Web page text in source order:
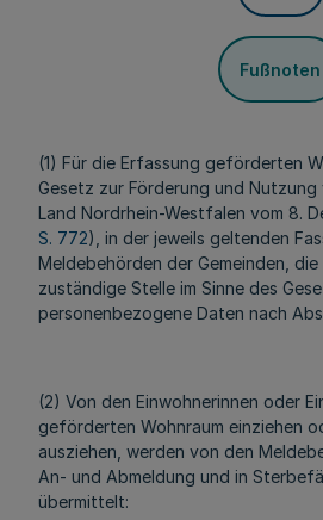
Fußnoten
(1) Für die Erfassung geförderten
Gesetz zur Förderung und
Land Nordrhein-Westfalen vom 8.
S. 772), in der jeweils geltenden
Meldebehörden der Gemeinden,
zuständige Stelle im Sinne des
personenbezogene Daten nach
(2) Von den Einwohnerinnen oder
geförderten Wohnraum einziehen
ausziehen, werden von den
An- und Abmeldung und in
übermittelt: